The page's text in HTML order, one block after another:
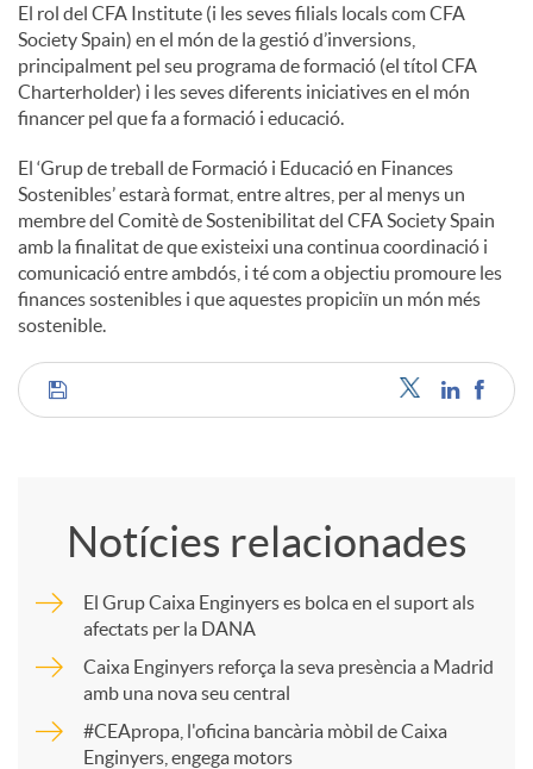
s
El rol del CFA Institute (i les seves filials locals com CFA
Society Spain) en el món de la gestió d’inversions,
principalment pel seu programa de formació (el títol CFA
Charterholder) i les seves diferents iniciatives en el món
financer pel que fa a formació i educació.
El ‘Grup de treball de Formació i Educació en Finances
Sostenibles’ estarà format, entre altres, per al menys un
membre del Comitè de Sostenibilitat del CFA Society Spain
amb la finalitat de que existeixi una continua coordinació i
comunicació entre ambdós, i té com a objectiu promoure les
finances sostenibles i que aquestes propiciïn un món més
sostenible.
C
p
a
Notícies relacionades
El Grup Caixa Enginyers es bolca en el suport als
afectats per la DANA
Caixa Enginyers reforça la seva presència a Madrid
amb una nova seu central
#CEApropa, l'oficina bancària mòbil de Caixa
Enginyers, engega motors